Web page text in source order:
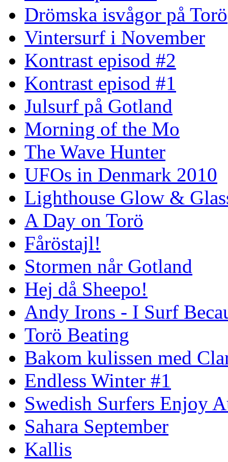
Drömska isvågor på Torö
Vintersurf i November
Kontrast episod #2
Kontrast episod #1
Julsurf på Gotland
Morning of the Mo
The Wave Hunter
UFOs in Denmark 2010
Lighthouse Glow &
A Day on Torö
Fåröstajl!
Stormen når Gotland
Hej då Sheepo!
Andy Irons - I Surf
Torö Beating
Bakom kulissen med
Endless Winter #1
Swedish Surfers Enjoy
Sahara September
Kallis